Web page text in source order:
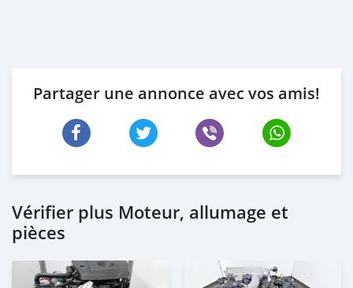
Partager une annonce avec vos amis!
Vérifier plus Moteur, allumage et
pièces